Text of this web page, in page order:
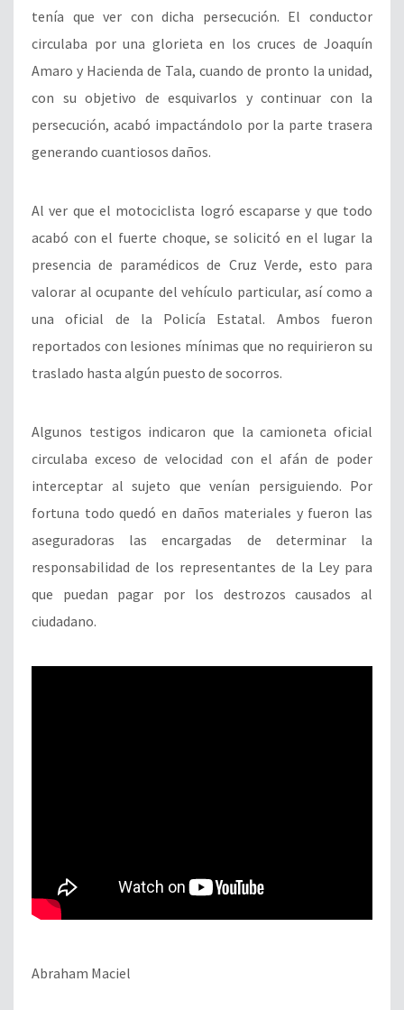
tenía que ver con dicha persecución. El conductor
circulaba por una glorieta en los cruces de Joaquín
Amaro y Hacienda de Tala, cuando de pronto la unidad,
con su objetivo de esquivarlos y continuar con la
persecución, acabó impactándolo por la parte trasera
generando cuantiosos daños.
Al ver que el motociclista logró escaparse y que todo
acabó con el fuerte choque, se solicitó en el lugar la
presencia de paramédicos de Cruz Verde, esto para
valorar al ocupante del vehículo particular, así como a
una oficial de la Policía Estatal. Ambos fueron
reportados con lesiones mínimas que no requirieron su
traslado hasta algún puesto de socorros.
Algunos testigos indicaron que la camioneta oficial
circulaba exceso de velocidad con el afán de poder
interceptar al sujeto que venían persiguiendo. Por
fortuna todo quedó en daños materiales y fueron las
aseguradoras las encargadas de determinar la
responsabilidad de los representantes de la Ley para
que puedan pagar por los destrozos causados al
ciudadano.
Abraham Maciel